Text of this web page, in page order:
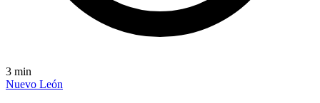
3 min
Nuevo León